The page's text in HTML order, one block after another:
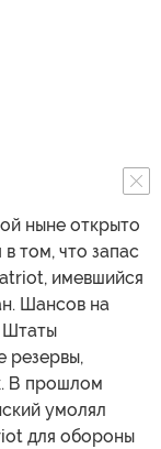
ныне открыто
том, что запас
имевшийся
Шансов на
Штаты
резервы,
В прошлом
умолял
для обороны